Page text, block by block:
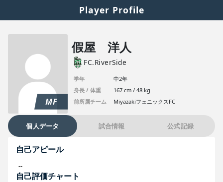
Player Profile
MF
假屋 洋人
FC.RiverSide
学年
中2年
身長 / 体重
167 cm / 48 kg
前所属チーム
MiyazakiフェニックスFC
個人データ 試合情報 公式記録
自己アピール
--
自己評価チャート